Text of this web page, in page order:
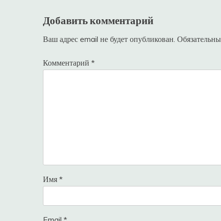
Добавить комментарий
Ваш адрес email не будет опубликован.
Комментарий *
Имя *